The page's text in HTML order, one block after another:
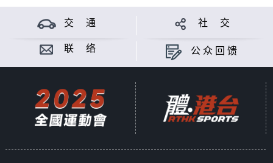
交 通 社 交
联 络 公众回馈